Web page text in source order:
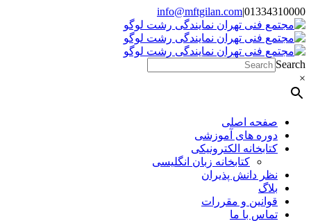
Skip
to
content
01334310000
|
info@mftgilan.com
Instagram
LinkedIn
Search
×
صفحه اصلی
دوره های آموزشی
کتابخانه الکترونیکی
کتابخانه زبان انگلیسی
نظر دانش پذیران
بلاگ
قوانین و مقررات
تماس با ما